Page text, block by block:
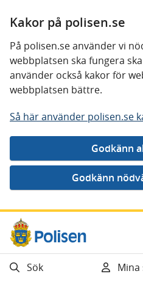
Kakor på polisen.se
På polisen.se använder vi
webbplatsen ska fungera
använder också kakor för
webbplatsen bättre.
Så här använder polisen.se
Gå direkt till innehåll
Sök